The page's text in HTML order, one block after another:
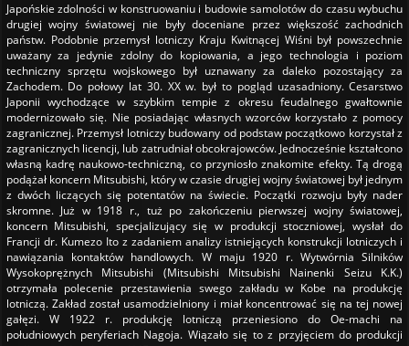
Japońskie zdolności w konstruowaniu i budowie samolotów do czasu wybuchu
drugiej wojny światowej nie były doceniane przez większość zachodnich
państw. Podobnie przemysł lotniczy Kraju Kwitnącej Wiśni był powszechnie
uważany za jedynie zdolny do kopiowania, a jego technologia i poziom
techniczny sprzętu wojskowego był uznawany za daleko pozostający za
Zachodem. Do połowy lat 30. XX w. był to pogląd uzasadniony. Cesarstwo
Japonii wychodzące w szybkim tempie z okresu feudalnego gwałtownie
modernizowało się. Nie posiadając własnych wzorców korzystało z pomocy
zagranicznej. Przemysł lotniczy budowany od podstaw początkowo korzystał z
zagranicznych licencji, lub zatrudniał obcokrajowców. Jednocześnie kształcono
własną kadrę naukowo-techniczną, co przyniosło znakomite efekty. Tą drogą
podążał koncern Mitsubishi, który w czasie drugiej wojny światowej był jednym
z dwóch liczących się potentatów na świecie. Początki rozwoju były nader
skromne. Już w 1918 r., tuż po zakończeniu pierwszej wojny światowej,
koncern Mitsubishi, specjalizujący się w produkcji stoczniowej, wysłał do
Francji dr. Kumezo Ito z zadaniem analizy istniejących konstrukcji lotniczych i
nawiązania kontaktów handlowych. W maju 1920 r. Wytwórnia Silników
Wysokoprężnych Mitsubishi (Mitsubishi Mitsubishi Nainenki Seizu K.K.)
otrzymała polecenie przestawienia swego zakładu w Kobe na produkcję
lotniczą. Zakład został usamodzielniony i miał koncentrować się na tej nowej
gałęzi. W 1922 r. produkcję lotniczą przeniesiono do Oe-machi na
południowych peryferiach Nagoja. Wiązało się to z przyjęciem do produkcji